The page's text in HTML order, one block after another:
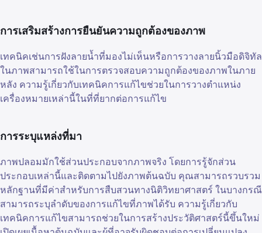
การเสริมสร้างการยืนยันความถูกต้องของภาพ
เทคนิคเช่นการฝังลายน้ำที่มองไม่เห็นหรือการวางลายนิ้วมือดิจิทัล
ในภาพสามารถใช้ในการตรวจสอบความถูกต้องของภาพในภาย
หลัง ความรู้เกี่ยวกับเทคนิคการแก้ไขช่วยในการวางตำแหน่ง
เครื่องหมายเหล่านี้ในที่ที่ยากต่อการแก้ไข
การระบุแหล่งที่มา
ภาพปลอมมักใช้ส่วนประกอบจากภาพจริง โดยการรู้จักส่วน
ประกอบเหล่านี้และติดตามไปยังภาพต้นฉบับ คุณสามารถรวบรวม
หลักฐานที่มีค่าสำหรับการสืบสวนทางนิติวิทยาศาสตร์ ในบางกรณี
สามารถระบุลำดับของการแก้ไขที่ภาพได้รับ ความรู้เกี่ยวกับ
เทคนิคการแก้ไขสามารถช่วยในการสร้างประวัติศาสตร์นี้ขึ้นใหม่